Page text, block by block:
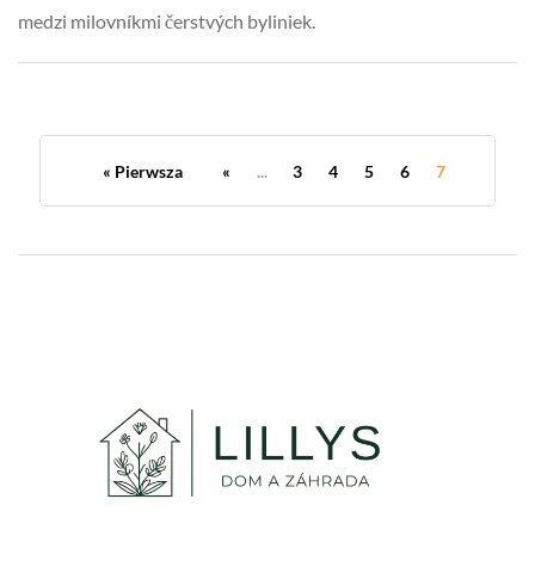
medzi milovníkmi čerstvých byliniek.
« Pierwsza « ... 3 4 5 6 7